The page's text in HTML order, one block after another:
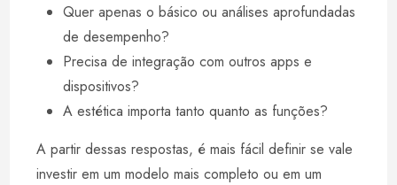
Quer apenas o básico ou análises aprofundadas
de desempenho?
Precisa de integração com outros apps e
dispositivos?
A estética importa tanto quanto as funções?
A partir dessas respostas, é mais fácil definir se vale
investir em um modelo mais completo ou em um